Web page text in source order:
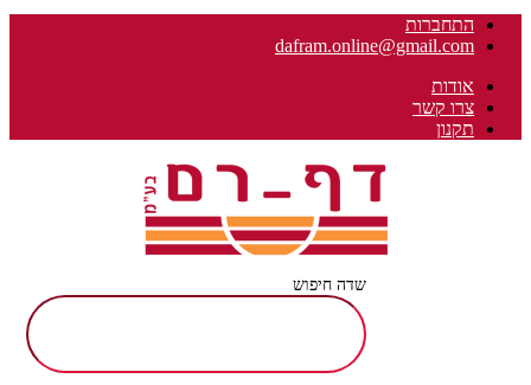
התחברות
dafram.online@gmail.com
אודות
צרו קשר
תקנון
שדה חיפוש